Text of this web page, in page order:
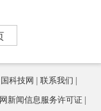
科技网
联系我们
新闻信息服务许可证